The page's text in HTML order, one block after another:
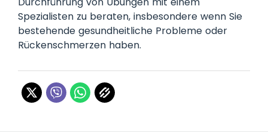
Spezialisten zu beraten, insbesondere wenn Sie
bestehende gesundheitliche Probleme oder
Rückenschmerzen haben.